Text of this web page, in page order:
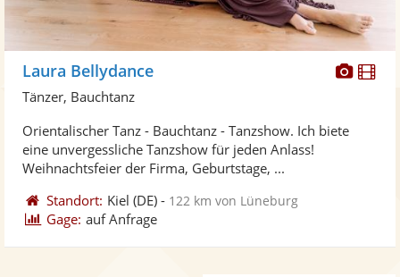
Laura Bellydance
Tänzer, Bauchtanz
Orientalischer Tanz - Bauchtanz - Tanzshow. Ich biete
eine unvergessliche Tanzshow für jeden Anlass!
Weihnachtsfeier der Firma, Geburtstage, ...
Standort: Kiel (DE) - 122 km von Lüneburg
Gage: auf Anfrage